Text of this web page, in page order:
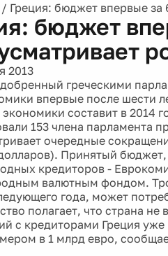
/ Греция: бюджет впервые за
бюджет
2013
греческими
впервые после шести
экономики составит в 2014
153 члена парламента
очередные
Принятый
кредиторов -
валютным фондом.
года, может
полагает, что страна
с кредиторами Греция
в 1 млрд евро,